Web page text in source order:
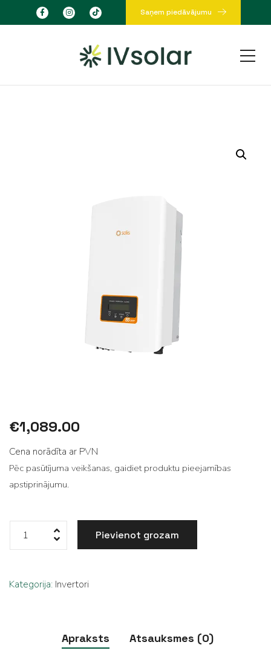
Saņem piedāvājumu
€1,089.00
Cena norādīta ar PVN
Pēc pasūtījuma veikšanas, gaidiet produktu pieejamības
apstiprinājumu.
Pievienot grozam
Kategorija: Invertori
Apraksts Atsauksmes (0)